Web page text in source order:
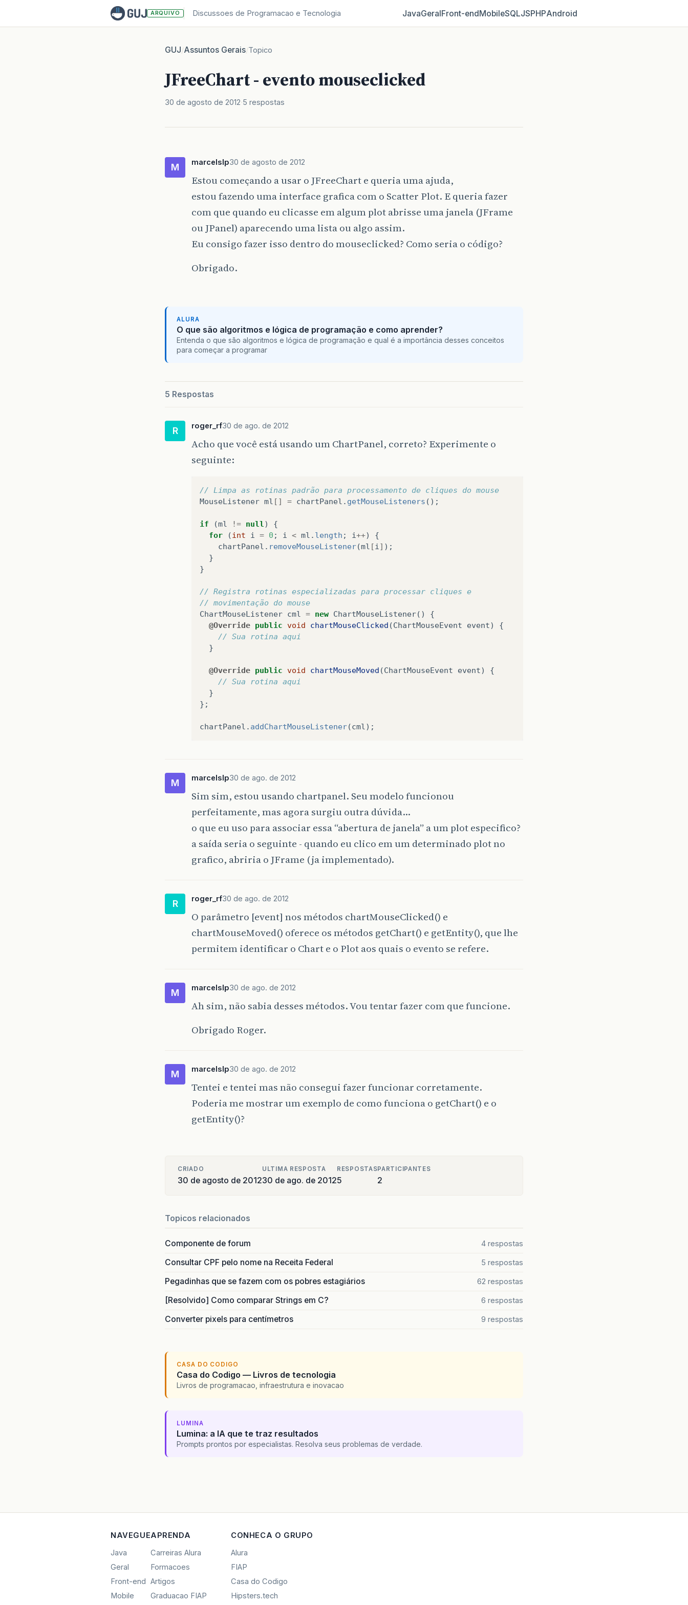
ARQUIVO Discussoes de Programacao e Tecnologia JavaGeralFront‑endMobileSQLJSPHPAndroid
GUJ/Assuntos Gerais/Topico
JFreeChart - evento mouseclicked
30 de agosto de 2012 5 respostas
M marcelslp30 de agosto de 2012
Estou começando a usar o JFreeChart e queria uma ajuda,
estou fazendo uma interface grafica com o Scatter Plot. E queria fazer
com que quando eu clicasse em algum plot abrisse uma janela (JFrame
ou JPanel) aparecendo uma lista ou algo assim.
Eu consigo fazer isso dentro do mouseclicked? Como seria o código?
Obrigado.
ALURA
O que são algoritmos e lógica de programação e como aprender?
Entenda o que são algoritmos e lógica de programação e qual é a importância desses conceitos
para começar a programar
5 Respostas
R roger_rf30 de ago. de 2012
Acho que você está usando um ChartPanel, correto? Experimente o
seguinte:
// Limpa as rotinas padrão para processamento de cliques do mouse
MouseListener ml [] = chartPanel . getMouseListeners ();
if (ml != null )
{
for
(int i = 0 ; i < ml . length ; i++)
{
chartPanel . removeMouseListener(ml [i ] );
}
}
// Registra rotinas especializadas para processar cliques e
// movimentação do mouse
ChartMouseListener cml = new ChartMouseListener()
{
@Override public void chartMouseClicked (ChartMouseEvent event)
{
// Sua rotina aqui
}
@Override public void chartMouseMoved (ChartMouseEvent event)
{
// Sua rotina aqui
}
};
chartPanel . addChartMouseListener(cml );
M marcelslp30 de ago. de 2012
Sim sim, estou usando chartpanel. Seu modelo funcionou
perfeitamente, mas agora surgiu outra dúvida…
o que eu uso para associar essa “abertura de janela” a um plot especifico?
a saída seria o seguinte - quando eu clico em um determinado plot no
grafico, abriria o JFrame (ja implementado).
R roger_rf30 de ago. de 2012
O parâmetro [event] nos métodos chartMouseClicked() e
chartMouseMoved() oferece os métodos getChart() e getEntity(), que lhe
permitem identificar o Chart e o Plot aos quais o evento se refere.
M marcelslp30 de ago. de 2012
Ah sim, não sabia desses métodos. Vou tentar fazer com que funcione.
Obrigado Roger.
M marcelslp30 de ago. de 2012
Tentei e tentei mas não consegui fazer funcionar corretamente.
Poderia me mostrar um exemplo de como funciona o getChart() e o
getEntity()?
CRIADO
30 de agosto de 2012
ULTIMA RESPOSTA
30 de ago. de 2012
RESPOSTAS
5
PARTICIPANTES
2
Topicos relacionados
Componente de forum 4 respostas
Consultar CPF pelo nome na Receita Federal 5 respostas
Pegadinhas que se fazem com os pobres estagiários 62 respostas
[Resolvido] Como comparar Strings em C? 6 respostas
Converter pixels para centímetros 9 respostas
CASA DO CODIGO
Casa do Codigo — Livros de tecnologia
Livros de programacao, infraestrutura e inovacao
LUMINA
Lumina: a IA que te traz resultados
Prompts prontos por especialistas. Resolva seus problemas de verdade.
NAVEGUE
Java
Geral
Front-end
Mobile
APRENDA
Carreiras Alura
Formacoes
Artigos
Graduacao FIAP
CONHECA O GRUPO
Alura
FIAP
Casa do Codigo
Hipsters.tech